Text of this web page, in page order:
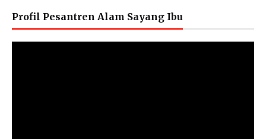
Profil Pesantren Alam Sayang Ibu